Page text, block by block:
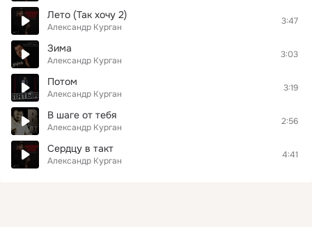
Лето (Так хочу 2)
Александр Курган
3:47
Зима
Александр Курган
3:03
Потом
Александр Курган
3:19
В шаге от тебя
Александр Курган
2:56
Сердцу в такт
Александр Курган
4:41